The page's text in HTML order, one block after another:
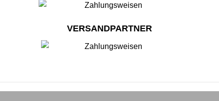
VERSANDPARTNER